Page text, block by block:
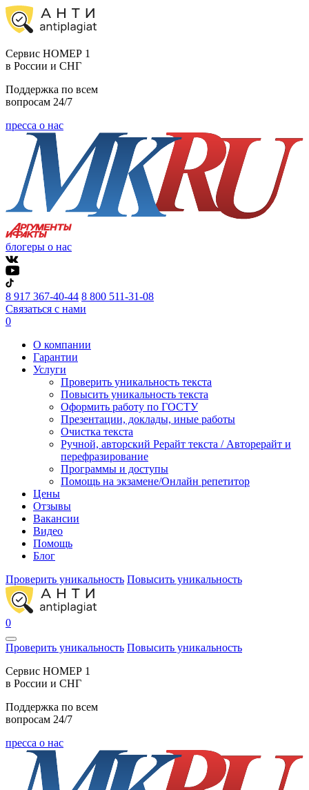
Cервис НОМЕР 1
в России и СНГ
Поддержка по всем
вопросам 24/7
пресса о нас
блогеры о нас
8 917 367-40-44 8 800 511-31-08
Связаться с нами
0
О компании
Гарантии
Услуги
Проверить уникальность текста
Повысить уникальность текста
Оформить работу по ГОСТУ
Презентации, доклады, иные работы
Очистка текста
Ручной, авторский Рерайт текста / Авторерайт и
перефразирование
Программы и доступы
Помощь на экзамене/Онлайн репетитор
Цены
Отзывы
Вакансии
Видео
Помощь
Блог
Проверить уникальность Повысить уникальность
0
Проверить уникальность Повысить уникальность
Cервис НОМЕР 1
в России и СНГ
Поддержка по всем
вопросам 24/7
пресса о нас